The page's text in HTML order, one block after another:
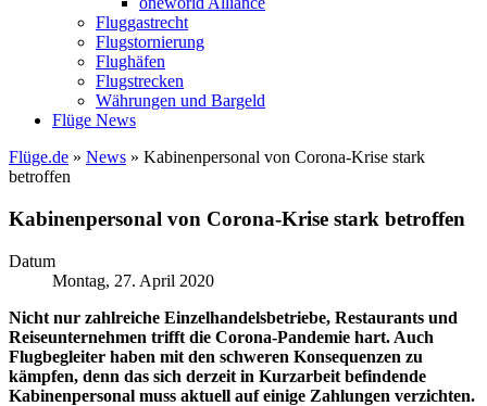
Fluggastrecht
Flugstornierung
Flughäfen
Flugstrecken
Währungen und Bargeld
Flüge News
Flüge.de » News » Kabinenpersonal von Corona-Krise stark
betroffen
Kabinenpersonal von Corona-Krise stark betroffen
Datum
Montag, 27. April 2020
Nicht nur zahlreiche Einzelhandelsbetriebe, Restaurants und
Reiseunternehmen trifft die Corona-Pandemie hart. Auch
Flugbegleiter haben mit den schweren Konsequenzen zu
kämpfen, denn das sich derzeit in Kurzarbeit befindende
Kabinenpersonal muss aktuell auf einige Zahlungen verzichten.